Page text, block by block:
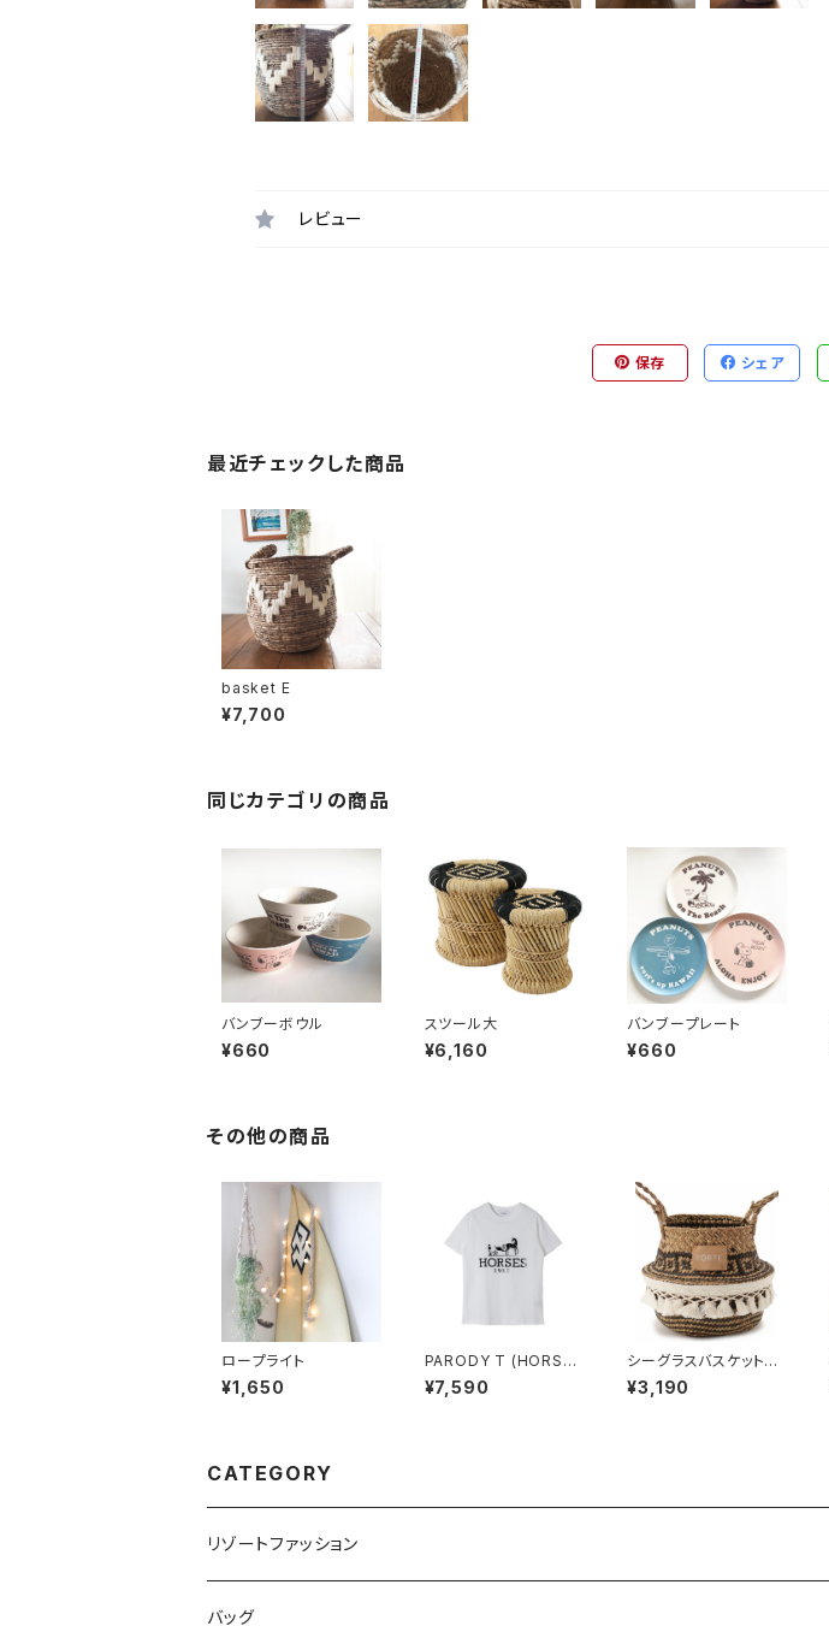
レビュー
保存 シェア
最近チェックした商品
basket E
¥7,700
同じカテゴリの商品
バンブーボウル
¥660
スツール大
¥6,160
バンブープレート
¥660
その他の商品
ロープライト
¥1,650
PARODY T (HORSE
S)
¥7,590
シーグラスバスケット
(M)
¥3,190
CATEGORY
リゾートファッション
トップス
バッグ